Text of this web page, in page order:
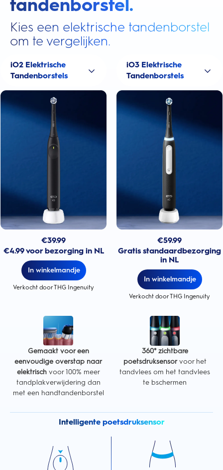
tandenborstel.
Kies een elektrische tandenborstel
om te vergelijken.
iO2 Elektrische
Tandenborstels
€39.99
€4.99 voor bezorging in NL
In winkelmandje
Verkocht door THG Ingenuity
iO3 Elektrische
Tandenborstels
€59.99
Gratis standaardbezorging
in NL
In winkelmandje
Verkocht door THG Ingenuity
Gemaakt voor een
eenvoudige overstap naar
elektrischvoor 100% meer
tandplakverwijdering dan
met een handtandenborstel
360° zichtbare
poetsdruksensorvoor het
tandvlees om het tandvlees
te bschermen
Intelligente poetsdruksensor